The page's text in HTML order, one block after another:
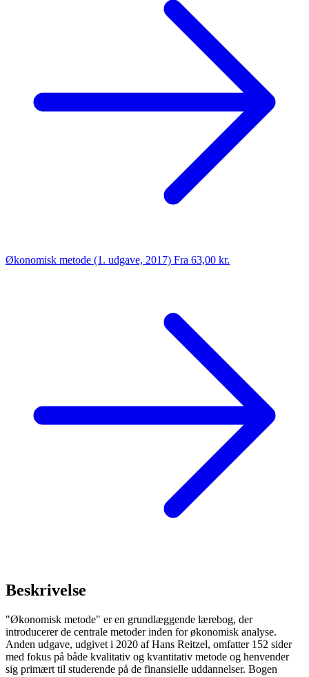
Økonomisk metode (1. udgave, 2017) Fra 63,00 kr.
Beskrivelse
"Økonomisk metode" er en grundlæggende lærebog, der
introducerer de centrale metoder inden for økonomisk analyse.
Anden udgave, udgivet i 2020 af Hans Reitzel, omfatter 152 sider
med fokus på både kvalitativ og kvantitativ metode og henvender
sig primært til studerende på de finansielle uddannelser. Bogen